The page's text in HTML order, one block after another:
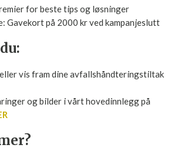
måte!
medlemmer til å dele sine erfaringer
på Facebook som du finner
store som små, og bli med i
premier:
for beste tips og løsninger
Gavekort på 2000 kr ved kampanjeslutt